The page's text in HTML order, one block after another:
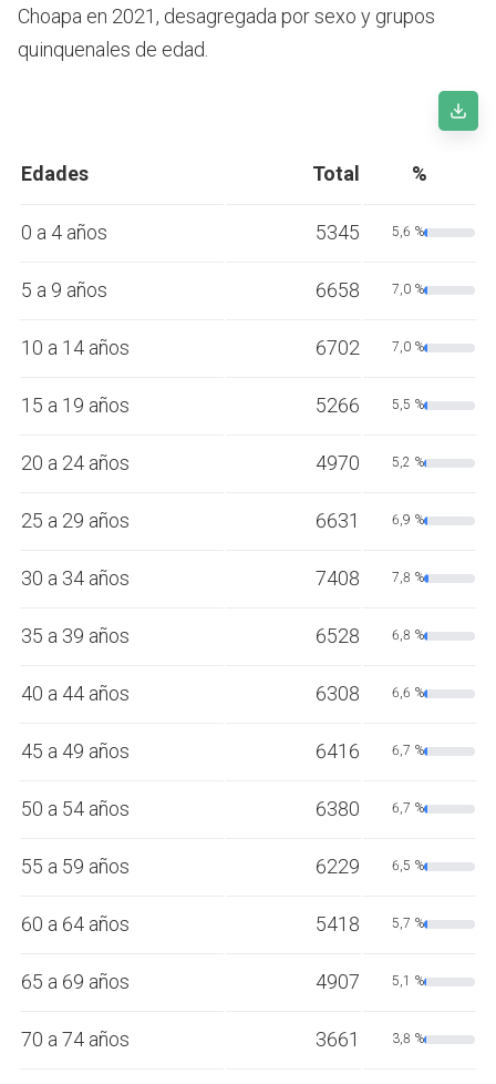
Choapa en 2021, desagregada por sexo y grupos
quinquenales de edad.
Edades Total %
0 a 4 años 5345 5,6 %
5 a 9 años 6658 7,0 %
10 a 14 años 6702 7,0 %
15 a 19 años 5266 5,5 %
20 a 24 años 4970 5,2 %
25 a 29 años 6631 6,9 %
30 a 34 años 7408 7,8 %
35 a 39 años 6528 6,8 %
40 a 44 años 6308 6,6 %
45 a 49 años 6416 6,7 %
50 a 54 años 6380 6,7 %
55 a 59 años 6229 6,5 %
60 a 64 años 5418 5,7 %
65 a 69 años 4907 5,1 %
70 a 74 años 3661 3,8 %